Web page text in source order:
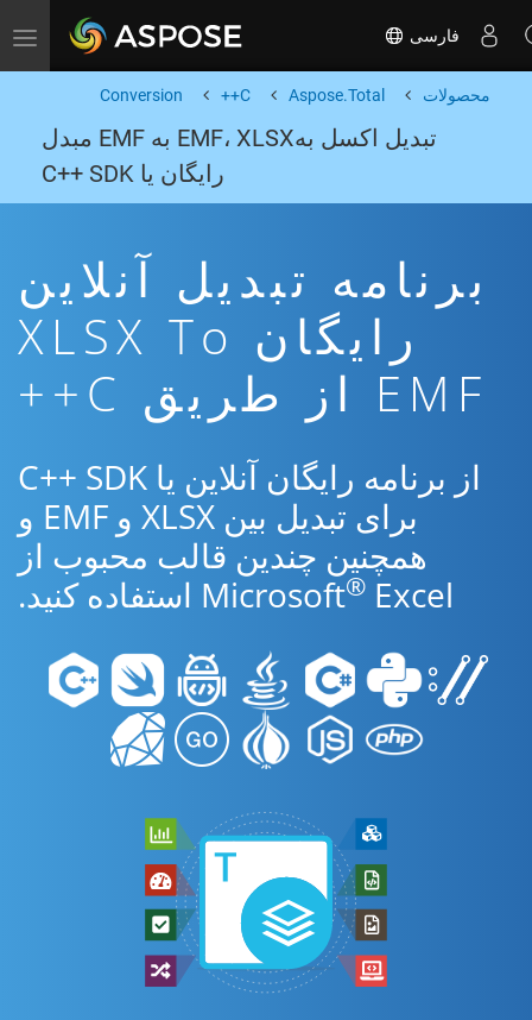
Toggle navigation فارسی
محصولات Aspose.Total
C++
Conversion
تبدیل اکسل بهEMF، XLSX به EMF مبدل
رایگان یا C++ SDK
برنامه تبدیل آنلاین
رایگان XLSX To
EMF از طریق C++
از برنامه رایگان آنلاین یا C++ SDK
برای تبدیل بین XLSX و EMF و
همچنین چندین قالب محبوب از
Microsoft® Excel استفاده کنید.